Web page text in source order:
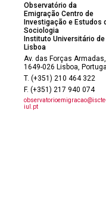
Observatório da
Emigração Centro de
Investigação e Estudos
Sociologia
Instituto Universitário de
Lisboa
Av. das Forças Armadas,
1649-026 Lisboa, Portugal
T. (+351) 210 464 322
F. (+351) 217 940 074
iul.pt